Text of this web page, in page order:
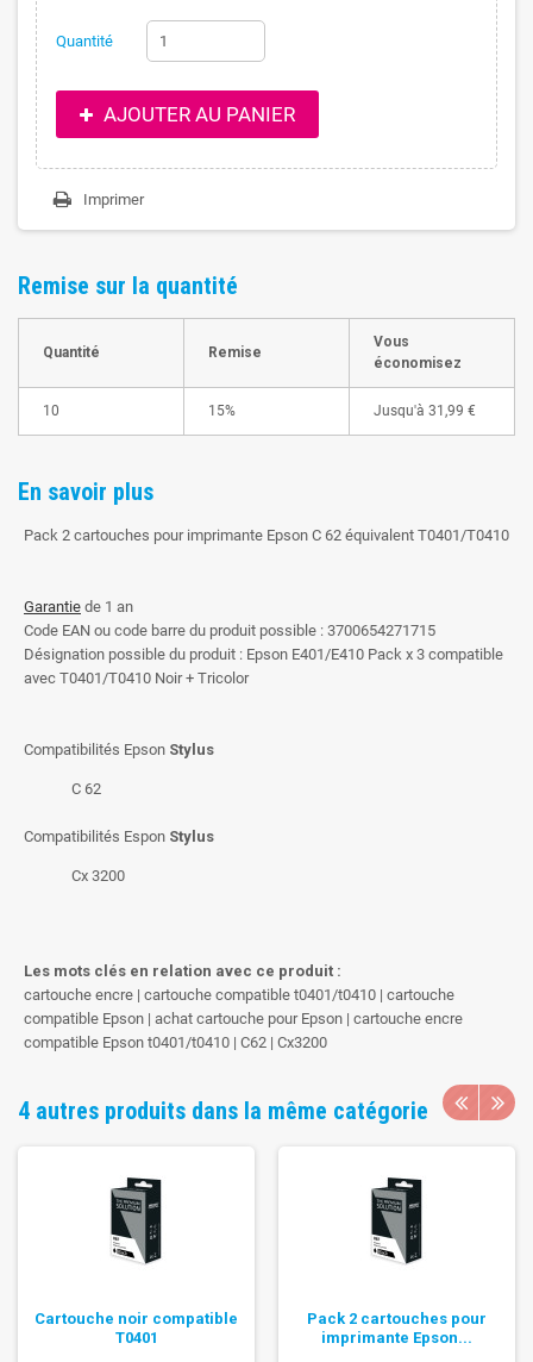
Quantité
AJOUTER AU PANIER
Imprimer
Remise sur la quantité
Quantité Remise
Vous
économisez
10 15% Jusqu'à 31,99 €
En savoir plus
Pack 2 cartouches pour imprimante Epson C 62 équivalent T0401/T0410
Garantie de 1 an
Code EAN ou code barre du produit possible : 3700654271715
Désignation possible du produit : Epson E401/E410 Pack x 3 compatible
avec T0401/T0410 Noir + Tricolor
Compatibilités Epson Stylus
C 62
Compatibilités Espon Stylus
Cx 3200
Les mots clés en relation avec ce produit :
cartouche encre | cartouche compatible t0401/t0410 | cartouche
compatible Epson | achat cartouche pour Epson | cartouche encre
compatible Epson t0401/t0410 | C62 | Cx3200
4 autres produits dans la même catégorie
Cartouche noir compatible
T0401
Pack 2 cartouches pour
imprimante Epson...